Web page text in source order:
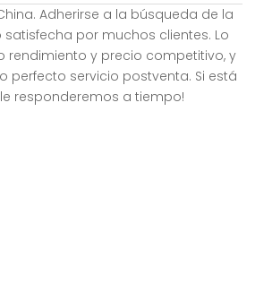
Adherirse a la búsqueda de la
satisfecha por muchos clientes. Lo
rendimiento y precio competitivo, y
perfecto servicio postventa. Si está
responderemos a tiempo!